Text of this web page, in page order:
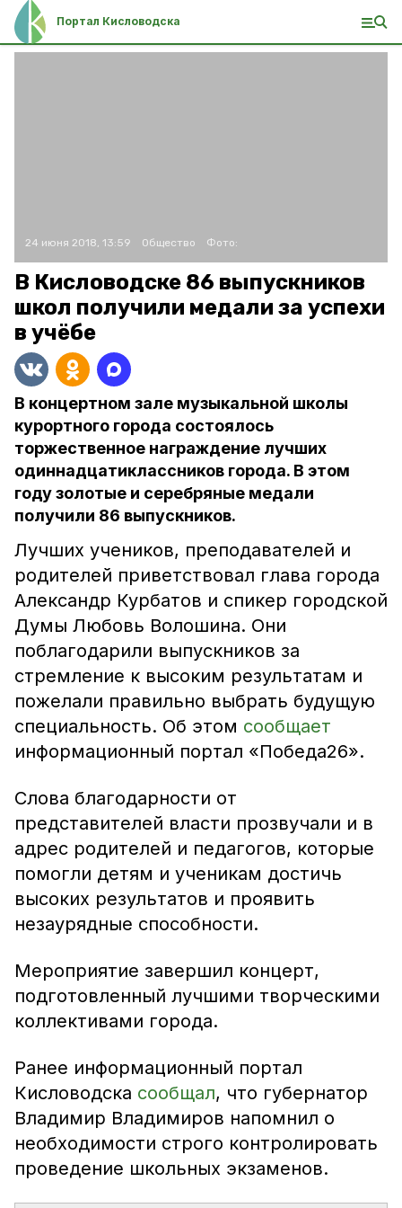
Портал Кисловодска
24 июня 2018, 13:59 Общество Фото:
В Кисловодске 86 выпускников
школ получили медали за успехи
в учёбе
В концертном зале музыкальной школы
курортного города состоялось
торжественное награждение лучших
одиннадцатиклассников города. В этом
году золотые и серебряные медали
получили 86 выпускников.
Лучших учеников, преподавателей и
родителей приветствовал глава города
Александр Курбатов и спикер городской
Думы Любовь Волошина. Они
поблагодарили выпускников за
стремление к высоким результатам и
пожелали правильно выбрать будущую
специальность. Об этом сообщает
информационный портал «Победа26».
Слова благодарности от
представителей власти прозвучали и в
адрес родителей и педагогов, которые
помогли детям и ученикам достичь
высоких результатов и проявить
незаурядные способности.
Мероприятие завершил концерт,
подготовленный лучшими творческими
коллективами города.
Ранее информационный портал
Кисловодска сообщал, что губернатор
Владимир Владимиров напомнил о
необходимости строго контролировать
проведение школьных экзаменов.